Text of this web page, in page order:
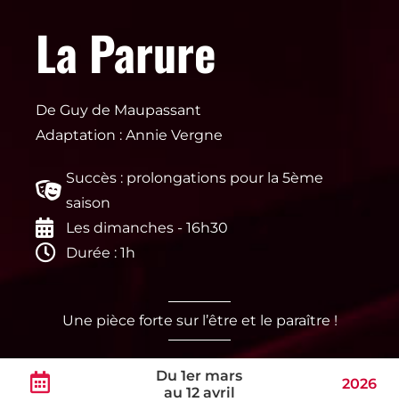
La Parure
De Guy de Maupassant
Adaptation : Annie Vergne
Succès : prolongations pour la 5ème
saison
Les dimanches - 16h30
Durée : 1h
Une pièce forte sur l’être et le paraître !
Du 1er mars
au 12 avril
2026